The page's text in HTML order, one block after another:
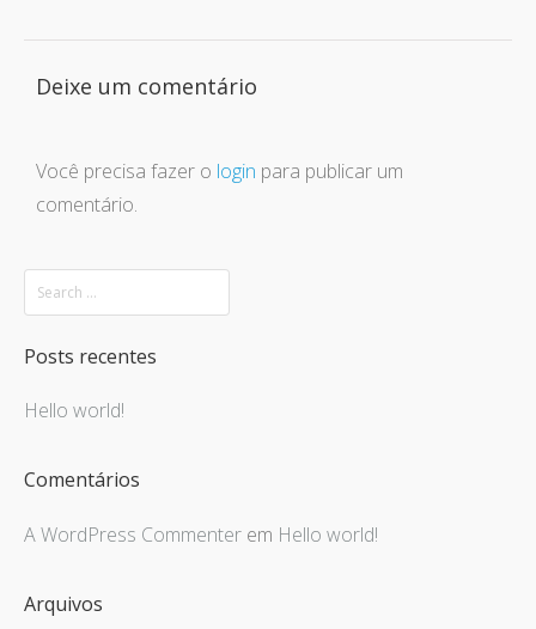
Deixe um comentário
Você precisa fazer o login para publicar um
comentário.
Posts recentes
Hello world!
Comentários
A WordPress Commenter em Hello world!
Arquivos